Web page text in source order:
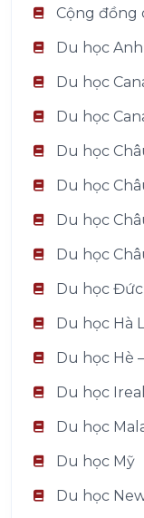
Cộng đồng
Du học Anh
Du học
Du học
Du học
Du học
Du học
Du học
Du học Đức
Du học Hà
Du học Hè
Du học
Du học
Du học Mỹ
Du học